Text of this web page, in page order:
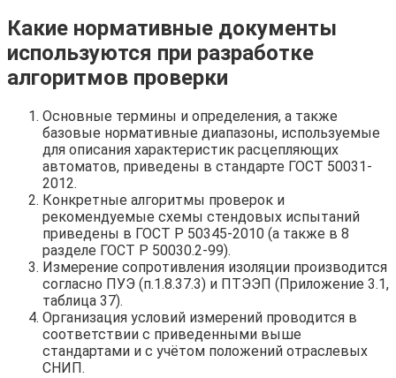
Какие нормативные документы
используются при разработке
алгоритмов проверки
Основные термины и определения, а также
базовые нормативные диапазоны, используемые
для описания характеристик расцепляющих
автоматов, приведены в стандарте ГОСТ 50031-
2012.
Конкретные алгоритмы проверок и
рекомендуемые схемы стендовых испытаний
приведены в ГОСТ Р 50345-2010 (а также в 8
разделе ГОСТ Р 50030.2-99).
Измерение сопротивления изоляции производится
согласно ПУЭ (п.1.8.37.3) и ПТЭЭП (Приложение 3.1,
таблица 37).
Организация условий измерений проводится в
соответствии с приведенными выше
стандартами и с учётом положений отраслевых
СНИП.